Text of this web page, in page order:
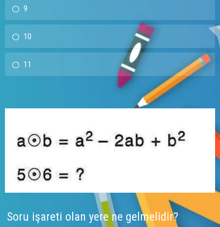
9
10
11
Soru işareti olan yere ne gelmelidir?